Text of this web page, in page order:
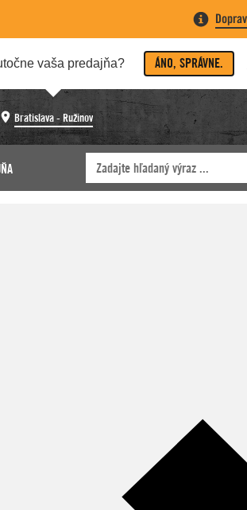
vaša predajňa? ÁNO, SPRÁVNE.
Bratislava - Ružinov